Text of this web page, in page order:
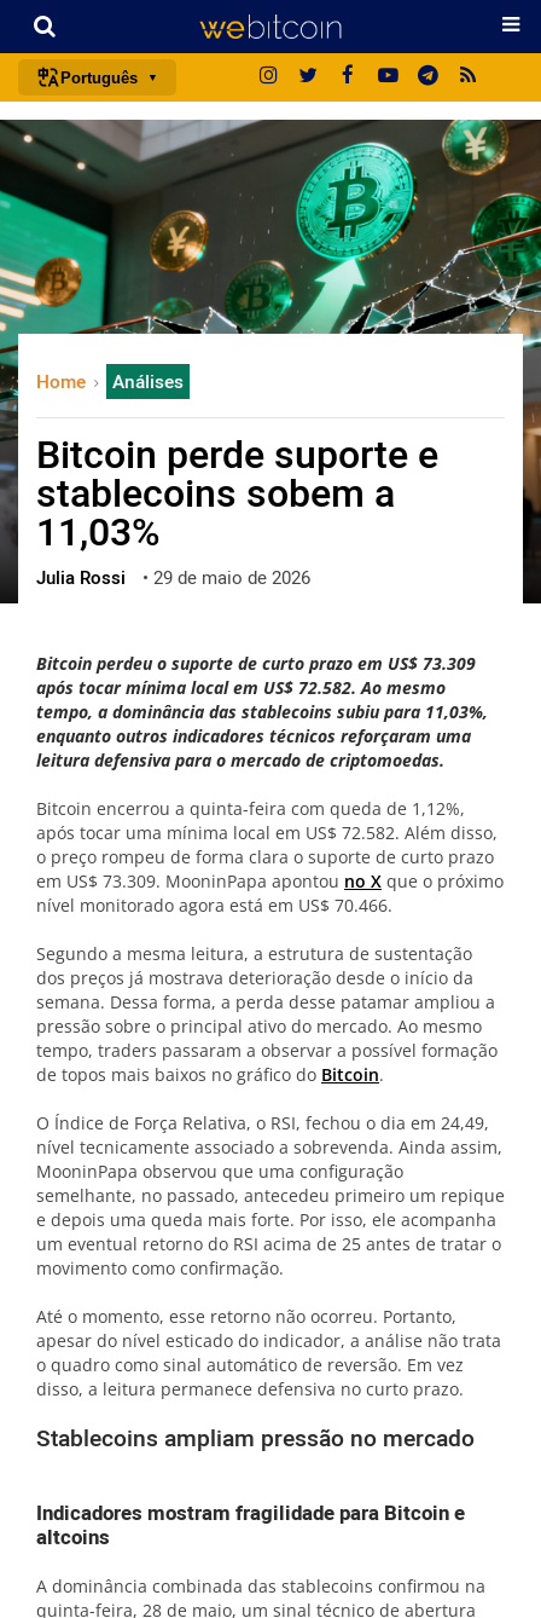
Português
português (BR)
english
español
français
italiano
deutsch
中文
한국어
العربية
ไทย
ქართული
Home Análises
Bitcoin perde suporte e
stablecoins sobem a
11,03%
Julia Rossi • 29 de maio de 2026
Bitcoin perdeu o suporte de curto prazo em US$ 73.309
após tocar mínima local em US$ 72.582. Ao mesmo
tempo, a dominância das stablecoins subiu para 11,03%,
enquanto outros indicadores técnicos reforçaram uma
leitura defensiva para o mercado de criptomoedas.
Bitcoin encerrou a quinta-feira com queda de 1,12%,
após tocar uma mínima local em US$ 72.582. Além disso,
o preço rompeu de forma clara o suporte de curto prazo
em US$ 73.309. MooninPapa apontou no X que o próximo
nível monitorado agora está em US$ 70.466.
Segundo a mesma leitura, a estrutura de sustentação
dos preços já mostrava deterioração desde o início da
semana. Dessa forma, a perda desse patamar ampliou a
pressão sobre o principal ativo do mercado. Ao mesmo
tempo, traders passaram a observar a possível formação
de topos mais baixos no gráfico do Bitcoin.
O Índice de Força Relativa, o RSI, fechou o dia em 24,49,
nível tecnicamente associado a sobrevenda. Ainda assim,
MooninPapa observou que uma configuração
semelhante, no passado, antecedeu primeiro um repique
e depois uma queda mais forte. Por isso, ele acompanha
um eventual retorno do RSI acima de 25 antes de tratar o
movimento como confirmação.
Até o momento, esse retorno não ocorreu. Portanto,
apesar do nível esticado do indicador, a análise não trata
o quadro como sinal automático de reversão. Em vez
disso, a leitura permanece defensiva no curto prazo.
Stablecoins ampliam pressão no mercado
Indicadores mostram fragilidade para Bitcoin e
altcoins
A dominância combinada das stablecoins confirmou na
quinta-feira, 28 de maio, um sinal técnico de abertura